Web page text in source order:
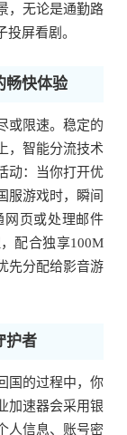
，无论是通勤路
投屏看剧。
畅快体验
或限速。稳定的
，智能分流技术
动：当你打开优
服游戏时，瞬间
网页或处理邮件
配合独享100M
先分配给影音游
护者
国的过程中，你
加速器会采用银
人信息、账号密